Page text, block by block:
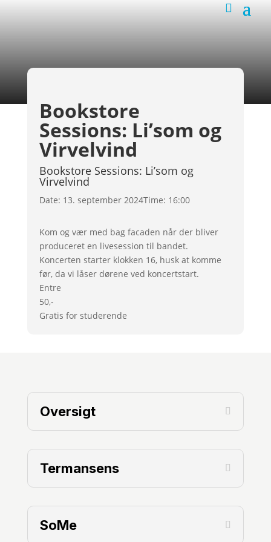
Bookstore
Sessions: Li’som og
Virvelvind
Bookstore Sessions: Li’som og
Virvelvind
Date: 13. september 2024Time: 16:00
Kom og vær med bag facaden når der bliver
produceret en livesession til bandet.
Koncerten starter klokken 16, husk at komme
før, da vi låser dørene ved koncertstart.
Entre
50,-
Gratis for studerende
Oversigt
Termansens
SoMe